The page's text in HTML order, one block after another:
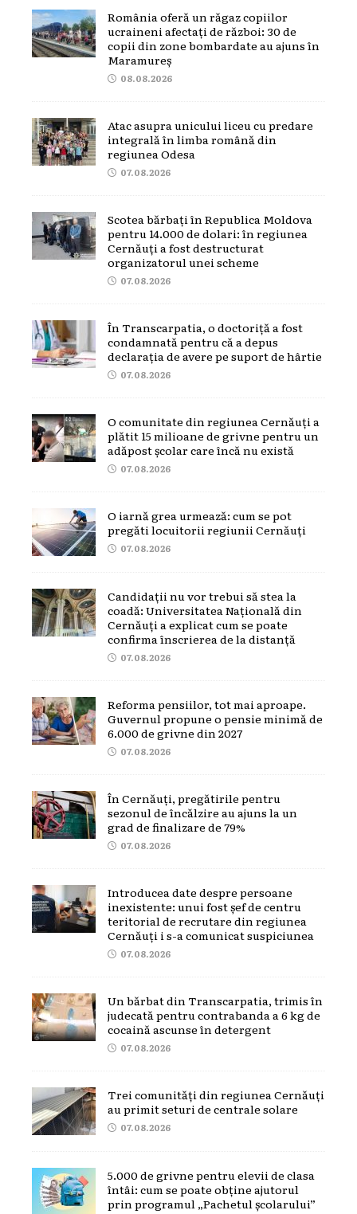
România oferă un răgaz copiilor
ucraineni afectați de război: 30 de
copii din zone bombardate au ajuns în
Maramureș
08.08.2026
Atac asupra unicului liceu cu predare
integrală în limba română din
regiunea Odesa
07.08.2026
Scotea bărbați în Republica Moldova
pentru 14.000 de dolari: în regiunea
Cernăuți a fost destructurat
organizatorul unei scheme
07.08.2026
În Transcarpatia, o doctoriță a fost
condamnată pentru că a depus
declarația de avere pe suport de hârtie
07.08.2026
O comunitate din regiunea Cernăuți a
plătit 15 milioane de grivne pentru un
adăpost școlar care încă nu există
07.08.2026
O iarnă grea urmează: cum se pot
pregăti locuitorii regiunii Cernăuți
07.08.2026
Candidații nu vor trebui să stea la
coadă: Universitatea Națională din
Cernăuți a explicat cum se poate
confirma înscrierea de la distanță
07.08.2026
Reforma pensiilor, tot mai aproape.
Guvernul propune o pensie minimă de
6.000 de grivne din 2027
07.08.2026
În Cernăuți, pregătirile pentru
sezonul de încălzire au ajuns la un
grad de finalizare de 79%
07.08.2026
Introducea date despre persoane
inexistente: unui fost șef de centru
teritorial de recrutare din regiunea
Cernăuți i s-a comunicat suspiciunea
07.08.2026
Un bărbat din Transcarpatia, trimis în
judecată pentru contrabanda a 6 kg de
cocaină ascunse în detergent
07.08.2026
Trei comunități din regiunea Cernăuți
au primit seturi de centrale solare
07.08.2026
5.000 de grivne pentru elevii de clasa
întâi: cum se poate obține ajutorul
prin programul „Pachetul școlarului”